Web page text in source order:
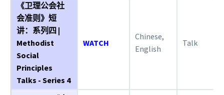
《卫理公会社
会准则》短
讲：系列四 |
Methodist
Social
Principles
Talks - Series 4
WATCH
Chinese,
English
Talk